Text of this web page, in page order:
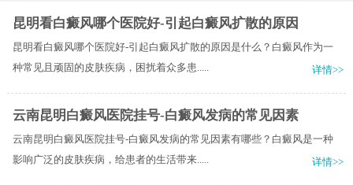
昆明看白癜风哪个医院好-引起白癜风扩散的原因
昆明看白癜风哪个医院好-引起白癜风扩散的原因是什么？白癜风作为一
种常见且顽固的皮肤疾病，困扰着众多患.....
详情>>
云南昆明白癜风医院挂号-白癜风发病的常见因素
云南昆明白癜风医院挂号-白癜风发病的常见因素有哪些？白癜风是一种
影响广泛的皮肤疾病，给患者的生活带来.....
详情>>